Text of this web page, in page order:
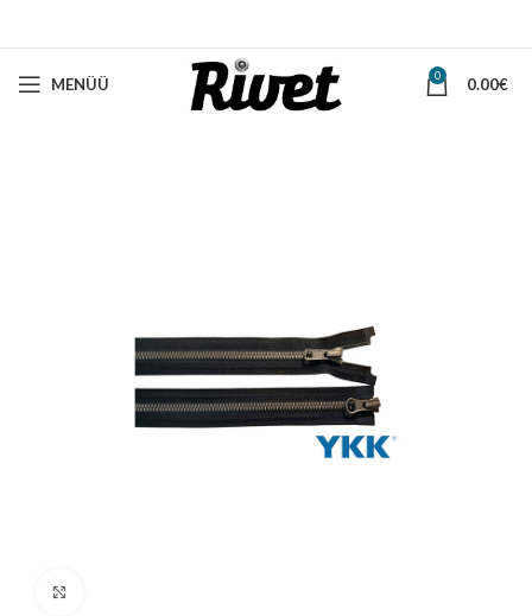
MENÜÜ 0 0.00€